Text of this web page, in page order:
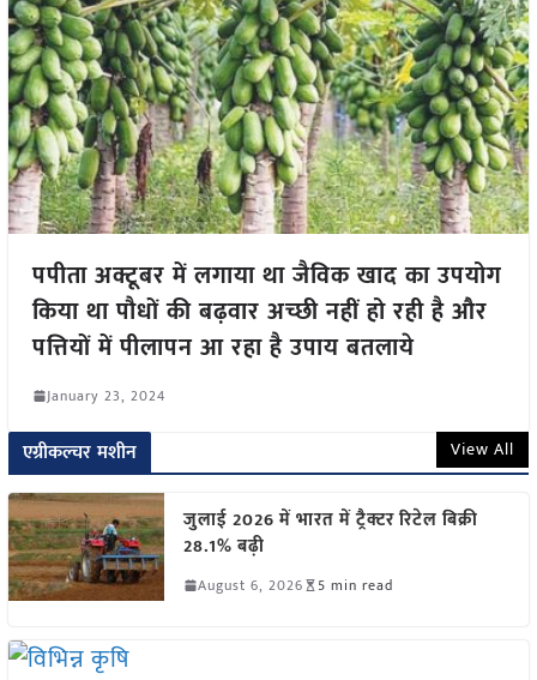
पपीता अक्टूबर में लगाया था जैविक खाद का उपयोग
किया था पौधों की बढ़वार अच्छी नहीं हो रही है और
पत्तियों में पीलापन आ रहा है उपाय बतलाये
January 23, 2024
एग्रीकल्चर मशीन View All
जुलाई 2026 में भारत में ट्रैक्टर रिटेल बिक्री
28.1% बढ़ी
August 6, 2026 5 min read